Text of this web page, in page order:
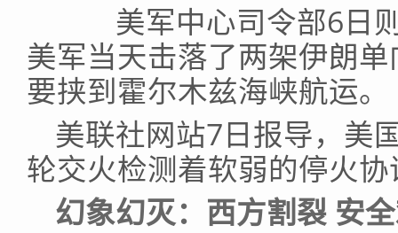
美军中心司令部6日则
美军当天击落了两架伊朗
要挟到霍尔木兹海峡航运。
美联社网站7日报导，美
轮交火检测着软弱的停火
幻象幻灭：西方割裂 安